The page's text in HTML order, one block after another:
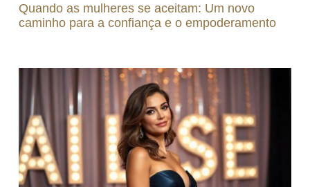
Quando as mulheres se aceitam: Um novo
caminho para a confiança e o empoderamento